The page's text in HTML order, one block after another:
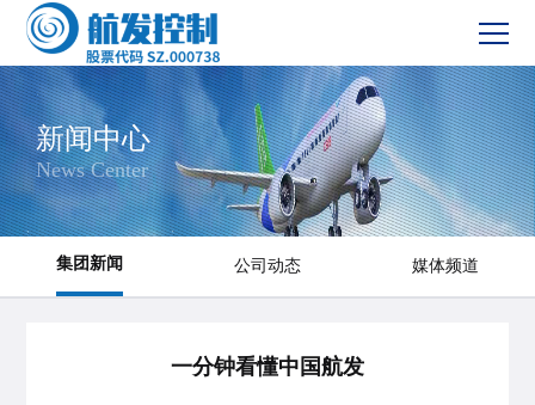
网站首页
新闻中心
新闻中心
News Center
集团新闻 公司动态 媒体频道
一分钟看懂中国航发